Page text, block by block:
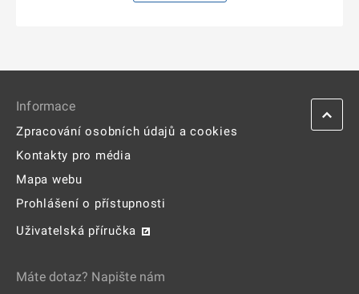
Informace
Zpracování osobních údajů a cookies
Kontakty pro média
Mapa webu
Prohlášení o přístupnosti
Uživatelská příručka
Máte dotaz? Napište nám